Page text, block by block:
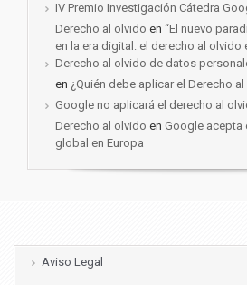
IV Premio Investigación Cátedra
Derecho al olvido en “El nuevo
en la era digital: el derecho al olvido
Derecho al olvido de datos
en ¿Quién debe aplicar el Derecho al
Google no aplicará el derecho al
Derecho al olvido en Google acepta
global en Europa
Aviso Legal